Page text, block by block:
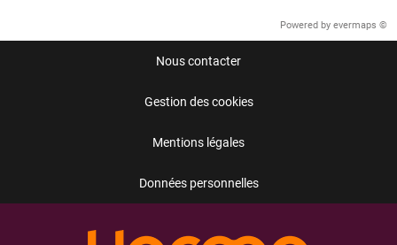
Powered by evermaps ©
Nous contacter
Gestion des cookies
Mentions légales
Données personnelles